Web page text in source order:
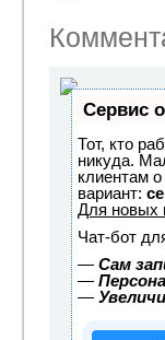
Сервис
Тот, кто
никуда.
клиентам
вариант:
Для новых
Чат-бот
— Сам
—
—